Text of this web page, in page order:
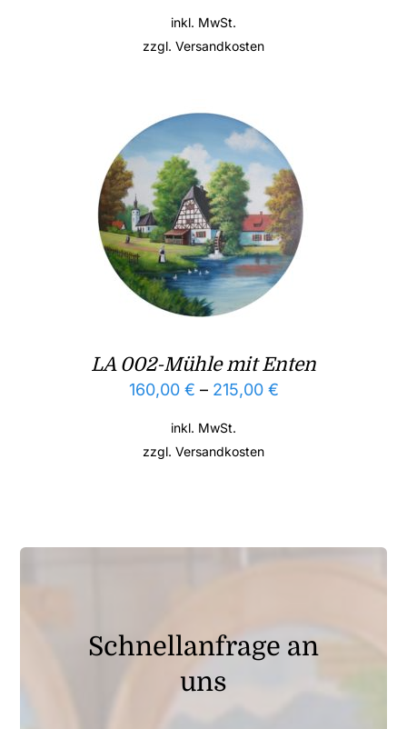
inkl. MwSt.
zzgl. Versandkosten
LA 002-Mühle mit Enten
160,00 € – 215,00 €
inkl. MwSt.
zzgl. Versandkosten
Schnellanfrage an
uns